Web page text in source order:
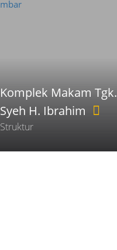
Komplek Makam Tgk.
Syeh H. Ibrahim
Struktur